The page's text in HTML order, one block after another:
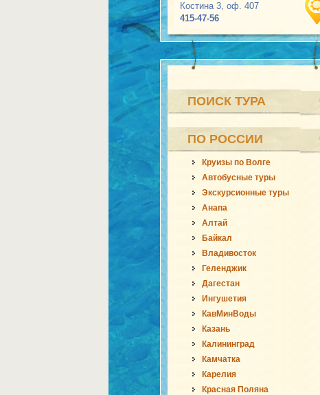
Костина 3, оф. 407
415-47-56
ПОИСК ТУРА
ПО РОССИИ
Круизы по Волге
Автобусные туры
Экскурсионные туры
Анапа
Алтай
Байкал
Владивосток
Геленджик
Дагестан
Ингушетия
КавМинВоды
Казань
Калининград
Камчатка
Карелия
Красная Поляна